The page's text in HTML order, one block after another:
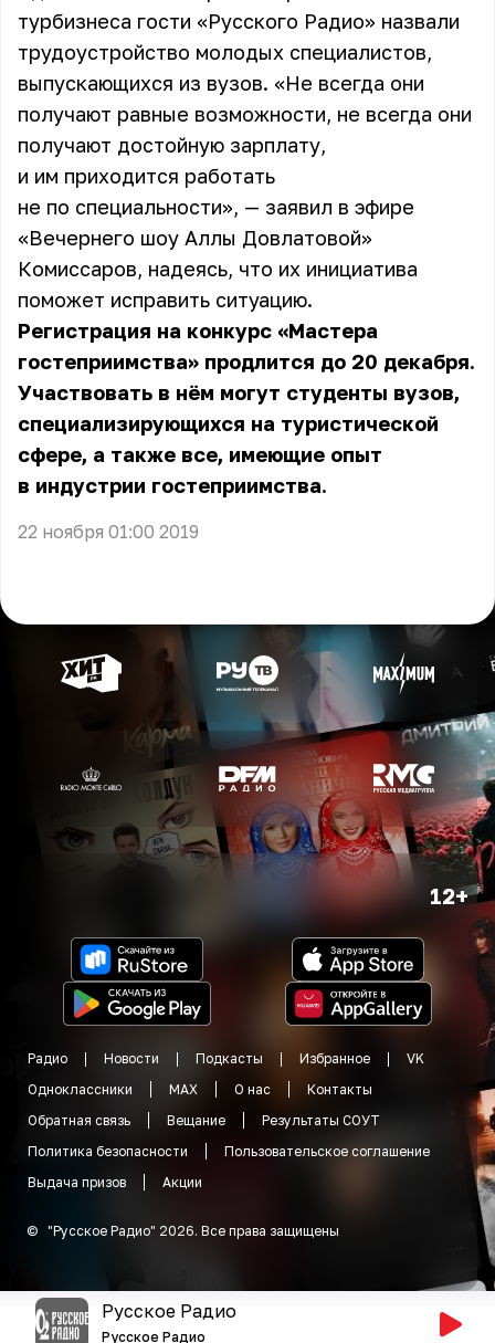
турбизнеса гости «Русского Радио» назвали
трудоустройство молодых специалистов,
выпускающихся из вузов. «Не всегда они
получают равные возможности, не всегда они
получают достойную зарплату,
и им приходится работать
не по специальности», — заявил в эфире
«Вечернего шоу Аллы Довлатовой»
Комиссаров, надеясь, что их инициатива
поможет исправить ситуацию.
Регистрация на конкурс «Мастера
гостеприимства» продлится до 20 декабря.
Участвовать в нём могут студенты вузов,
специализирующихся на туристической
сфере, а также все, имеющие опыт
в индустрии гостеприимства.
22 ноября 01:00 2019
12+
Радио Новости Подкасты Избранное
VK
Одноклассники
MAX О нас
Контакты
Обратная связь
Вещание
Результаты СОУТ
Политика безопасности
Пользовательское соглашение
Выдача призов
Акции
© "Русское Радио" 2026. Все права защищены
Русское Радио
Русское Радио